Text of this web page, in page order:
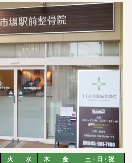
火 水 木 金
土・日・祝